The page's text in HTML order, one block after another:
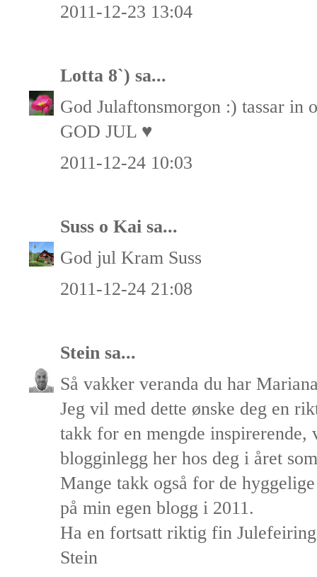
2011-12-23 13:04
Lotta 8`) sa...
God Julaftonsmorgon :) tassar in
GOD JUL ♥
2011-12-24 10:03
Suss o Kai sa...
God jul Kram Suss
2011-12-24 21:08
Stein sa...
Så vakker veranda du har
Jeg vil med dette ønske deg en
takk for en mengde
blogginlegg her hos deg i året
Mange takk også for de
på min egen blogg i 2011.
Ha en fortsatt riktig fin
Stein